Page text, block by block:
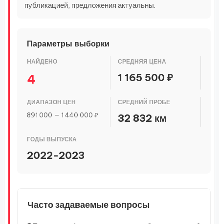
публикацией, предложения актуальны.
Параметры выборки
НАЙДЕНО
4
СРЕДНЯЯ ЦЕНА
1 165 500 ₽
ДИАПАЗОН ЦЕН
891 000 — 1 440 000 ₽
СРЕДНИЙ ПРОБЕ
32 832 км
ГОДЫ ВЫПУСКА
2022-2023
Часто задаваемые вопросы